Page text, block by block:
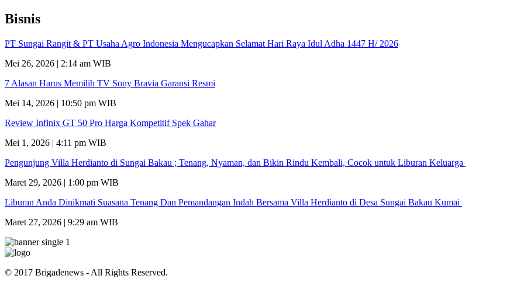
Bisnis
PT Sungai Rangit & PT Usaha Agro Indonesia Mengucapkan Selamat Hari Raya Idul Adha 1447 H/ 2026
Mei 26, 2026 | 2:14 am WIB
7 Alasan Harus Memilih TV Sony Bravia Garansi Resmi
Mei 14, 2026 | 10:50 pm WIB
Review Infinix GT 50 Pro Harga Kompetitif Spek Gahar
Mei 1, 2026 | 4:11 pm WIB
Pengunjung Villa Herdianto di Sungai Bakau ; Tenang, Nyaman, dan Bikin Rindu Kembali, Cocok untuk Liburan Keluarga
Maret 29, 2026 | 1:00 pm WIB
Liburan Anda Dinikmati Suasana Tenang Dan Pemandangan Indah Bersama Villa Herdianto di Desa Sungai Bakau Kumai
Maret 27, 2026 | 9:29 am WIB
© 2017 Brigadenews - All Rights Reserved.